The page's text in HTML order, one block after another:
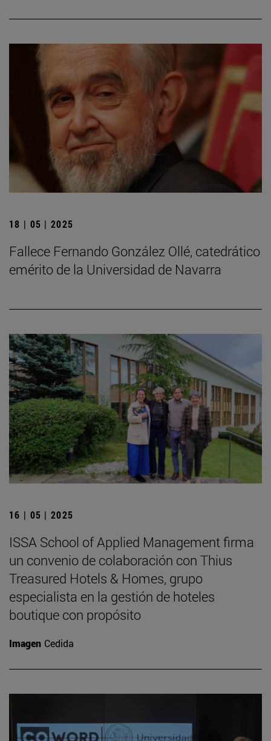
18 | 05 | 2025
Fallece Fernando González Ollé, catedrático
emérito de la Universidad de Navarra
16 | 05 | 2025
ISSA School of Applied Management firma
un convenio de colaboración con Thius
Treasured Hotels & Homes, grupo
especialista en la gestión de hoteles
boutique con propósito
Imagen Cedida